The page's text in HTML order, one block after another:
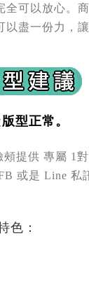
全可以放心。
以盡一份力，
版型正常。
頰提供 專屬 1
或是 Line 私
色：